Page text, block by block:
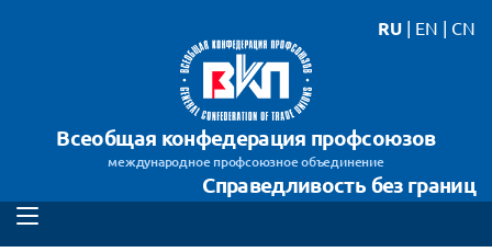
Всеобщая конфедерация профсоюзов
международное профсоюзное объединение
Справедливость без границ
RU | EN | CN